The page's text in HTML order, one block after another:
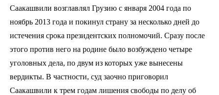
Саакашвили возглавлял Грузию с января 2004 года по
ноябрь 2013 года и покинул страну за несколько дней до
истечения срока президентских полномочий. Сразу после
этого против него на родине было возбуждено четыре
уголовных дела, по двум из которых уже вынесены
вердикты. В частности, суд заочно приговорил
Саакашвили к трем годам лишения свободы по делу об